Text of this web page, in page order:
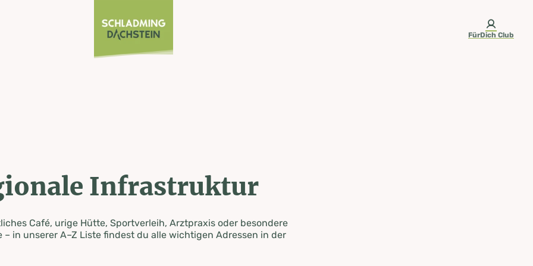
FürDich Club
Infrastruktur
Café, urige Hütte, Sportverleih, Arztpraxis oder besondere
– in unserer A–Z Liste findest du alle wichtigen Adressen in der